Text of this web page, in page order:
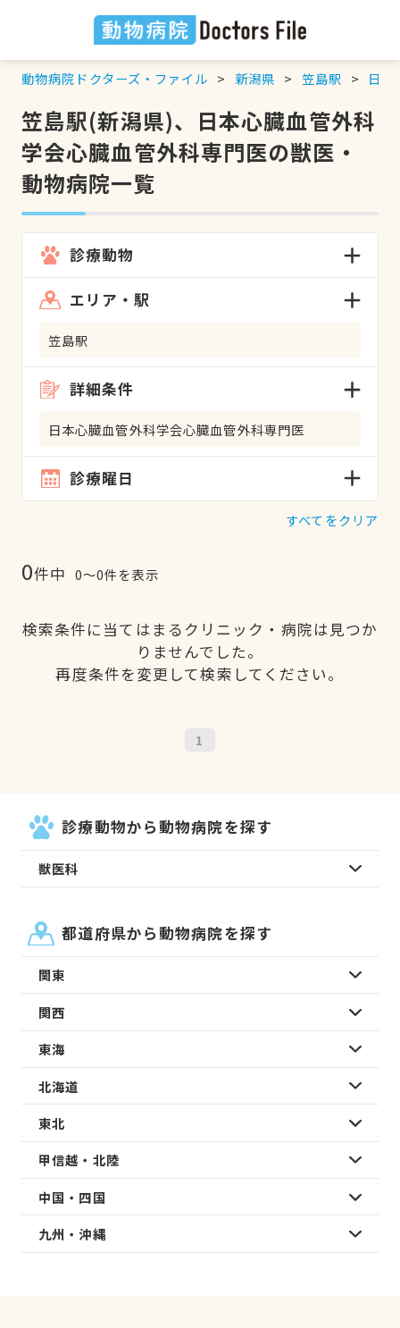
動物病院ドクターズ・ファイル 新潟県 笠島駅 日
笠島駅(新潟県)、日本心臓血管外科
学会心臓血管外科専門医の獣医・
動物病院一覧
診療動物
エリア・駅
笠島駅
詳細条件
日本心臓血管外科学会心臓血管外科専門医
診療曜日
すべてをクリア
0件中 0〜0件を表示
検索条件に当てはまるクリニック・病院は見つか
りませんでした。
再度条件を変更して検索してください。
1
診療動物から動物病院を探す
獣医科
都道府県から動物病院を探す
関東
関西
東海
北海道
東北
甲信越・北陸
中国・四国
九州・沖縄